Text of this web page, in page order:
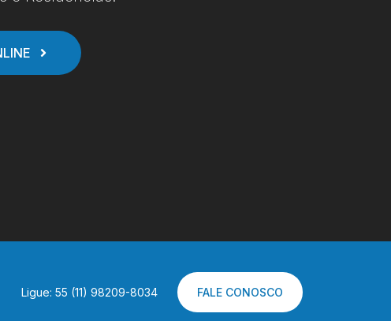
Ligue: 55 (11) 98209-8034 FALE CONOSCO